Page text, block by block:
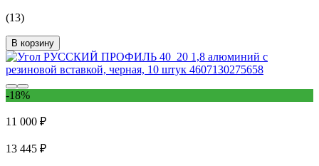
(13)
В корзину
-18%
11 000 ₽
13 445 ₽